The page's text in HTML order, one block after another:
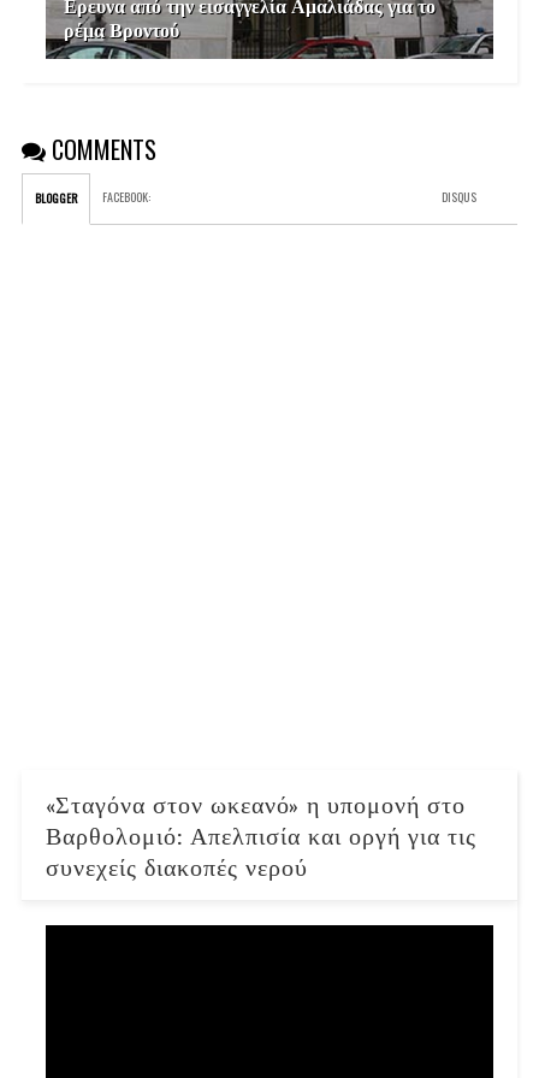
ρέμα Βροντού
COMMENTS
BLOGGER FACEBOOK: DISQUS
«Σταγόνα στον ωκεανό» η υπομονή στο
Βαρθολομιό: Απελπισία και οργή για τις
συνεχείς διακοπές νερού